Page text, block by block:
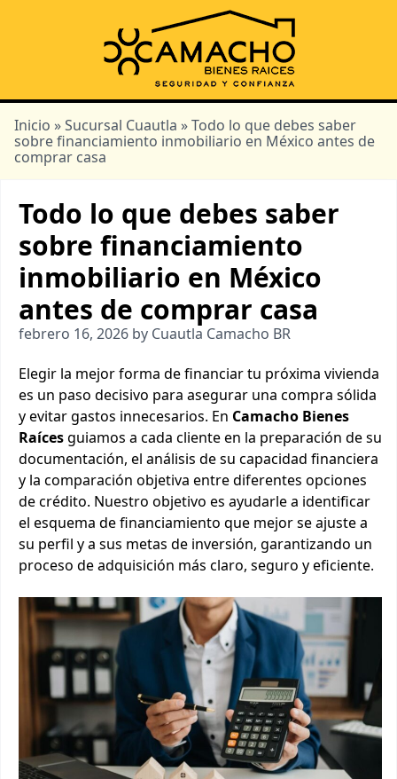
Inicio »Sucursal Cuautla » Todo lo que debes saber
sobre financiamiento inmobiliario en México antes de
comprar casa
Todo lo que debes saber
sobre financiamiento
inmobiliario en México
antes de comprar casa
febrero 16, 2026 by Cuautla Camacho BR
Elegir la mejor forma de financiar tu próxima vivienda
es un paso decisivo para asegurar una compra sólida
y evitar gastos innecesarios. En Camacho Bienes
Raícesguiamos a cada cliente en la preparación de su
documentación, el análisis de su capacidad financiera
y la comparación objetiva entre diferentes opciones
de crédito. Nuestro objetivo es ayudarle a identificar
el esquema de financiamiento que mejor se ajuste a
su perfil y a sus metas de inversión, garantizando un
proceso de adquisición más claro, seguro y eficiente.